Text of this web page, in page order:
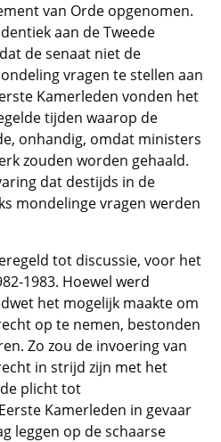
van Orde opgenomen.
aan de Tweede
de senaat niet de
vragen te stellen aan
Kamerleden vonden het
tijden waarop de
onhandig, omdat ministers
zouden worden gehaald.
dat destijds in de
mondelinge vragen werden
tot discussie, voor het
1983. Hoewel werd
het mogelijk maakte om
op te nemen, bestonden
Zo zou de invoering van
in strijd zijn met het
plicht tot
Kamerleden in gevaar
leggen op de schaarse